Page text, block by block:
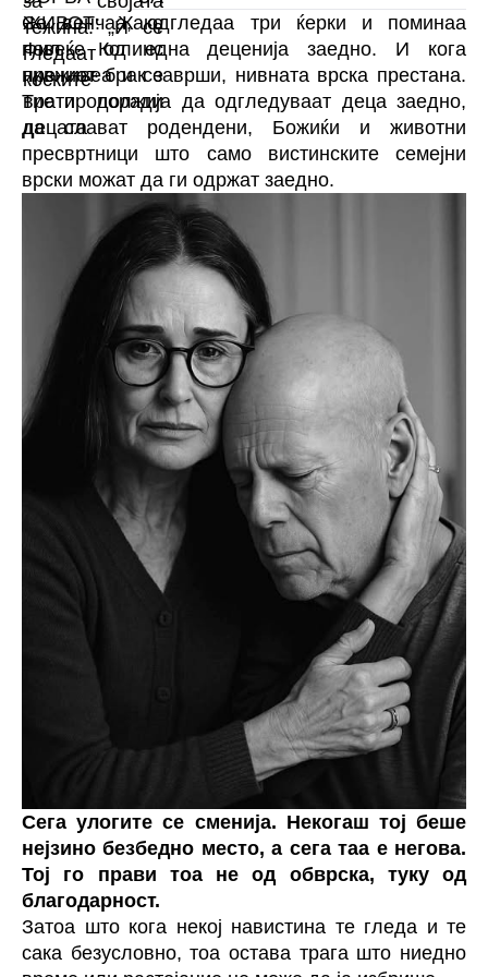
Се венчаа, одгледаа три ќерки и поминаа
повеќе од една деценија заедно. И кога
нивниот брак заврши, нивната врска престана.
Тие продолжија да одгледуваат деца заедно,
да слават родендени, Божиќи и животни
пресвртници што само вистинските семејни
врски можат да ги одржат заедно.
Сега улогите се сменија. Некогаш тој беше
нејзино безбедно место, а сега таа е негова.
Тој го прави тоа не од обврска, туку од
благодарност.
Затоа што кога некој навистина те гледа и те
сака безусловно, тоа остава трага што ниедно